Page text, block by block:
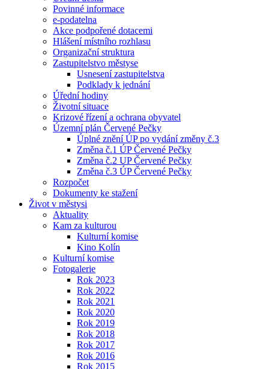
Povinné informace
e-podatelna
Akce podpořené dotacemi
Hlášení místního rozhlasu
Organizační struktura
Zastupitelstvo městyse
Usnesení zastupitelstva
Podklady k jednání
Úřední hodiny
Životní situace
Krizové řízení a ochrana obyvatel
Územní plán Červené Pečky
Úplné znění ÚP po vydání změny č.3
Změna č.1 ÚP Červené Pečky
Změna č.2 UP Červené Pečky
Změna č.3 ÚP Červené Pečky
Rozpočet
Dokumenty ke stažení
Život v městysi
Aktuality
Kam za kulturou
Kulturní komise
Kino Kolín
Kulturní komise
Fotogalerie
Rok 2023
Rok 2022
Rok 2021
Rok 2020
Rok 2019
Rok 2018
Rok 2017
Rok 2016
Rok 2015